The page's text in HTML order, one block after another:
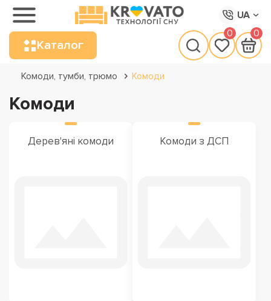
UA
Каталог
0 0
Комоди, тумби, трюмо Комоди
Комоди
Дерев'яні комоди Комоди з ДСП